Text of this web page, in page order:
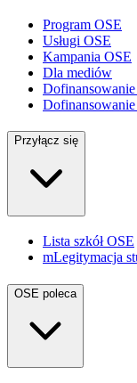
Program OSE
Usługi OSE
Kampania OSE
Dla mediów
Przyłącz się
Lista szkół OSE
mLegitymacja
OSE poleca